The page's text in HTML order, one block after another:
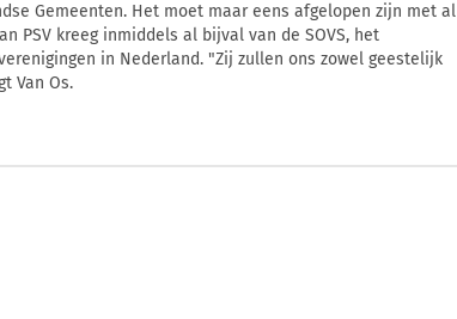
Gemeenten. Het moet maar eens afgelopen zijn met al
PSV kreeg inmiddels al bijval van de SOVS, het
in Nederland. "Zij zullen ons zowel geestelijk
Van Os.